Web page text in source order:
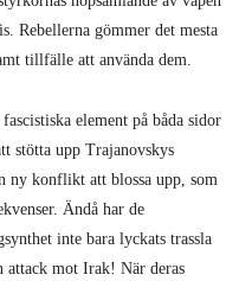
Rebellerna gömmer det mesta
tillfälle att använda dem.
element på båda sidor
stötta upp Trajanovskys
ny konflikt att blossa upp, som
Ändå har de
inte bara lyckats trassla
attack mot Irak! När deras